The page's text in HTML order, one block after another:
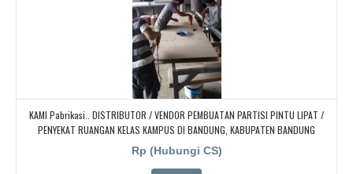
KAMI Pabrikasi.. DISTRIBUTOR / VENDOR PEMBUATAN PARTISI PINTU LIPAT /
PENYEKAT RUANGAN KELAS KAMPUS DI BANDUNG, KABUPATEN BANDUNG
Rp (Hubungi CS)